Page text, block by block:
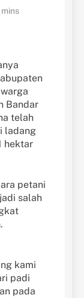
Bandar
telah
ladang
hektar
petani
salah
kami
padi
pada